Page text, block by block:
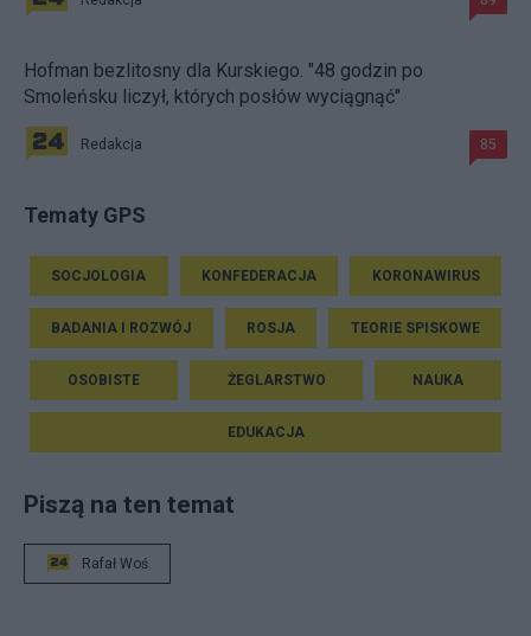
Hofman bezlitosny dla Kurskiego. "48 godzin po
Smoleńsku liczył, których posłów wyciągnąć"
Redakcja 85
Tematy GPS
SOCJOLOGIA KONFEDERACJA KORONAWIRUS
BADANIA I ROZWÓJ ROSJA TEORIE SPISKOWE
OSOBISTE ŻEGLARSTWO NAUKA
EDUKACJA
Piszą na ten temat
Rafał Woś